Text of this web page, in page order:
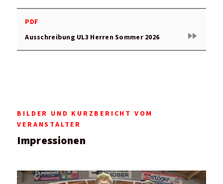
PDF
Ausschreibung UL3 Herren Sommer 2026
fast_forward
BILDER UND KURZBERICHT VOM
VERANSTALTER
Impressionen